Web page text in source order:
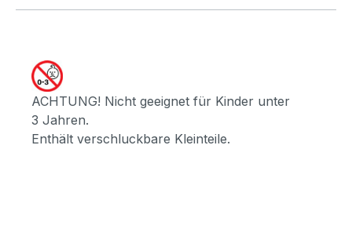
ACHTUNG! Nicht geeignet für Kinder unter
3 Jahren.
Enthält verschluckbare Kleinteile.